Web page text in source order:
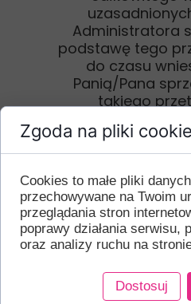
Administratora
podstawę tego
do czasu
Panią/Pana
takiego
W związku z
Administratora
osobowych,
prawo dostępu do
prawo do
prawo do
do ograniczenia
danych, prawo
sprzeciwu
danych, prawo
Zgoda na pliki cookie
Cookies to małe pliki
przechowywane na Twoim
przeglądania stron
poprawy działania serwisu,
oraz analizy ruchu na
Dostosuj